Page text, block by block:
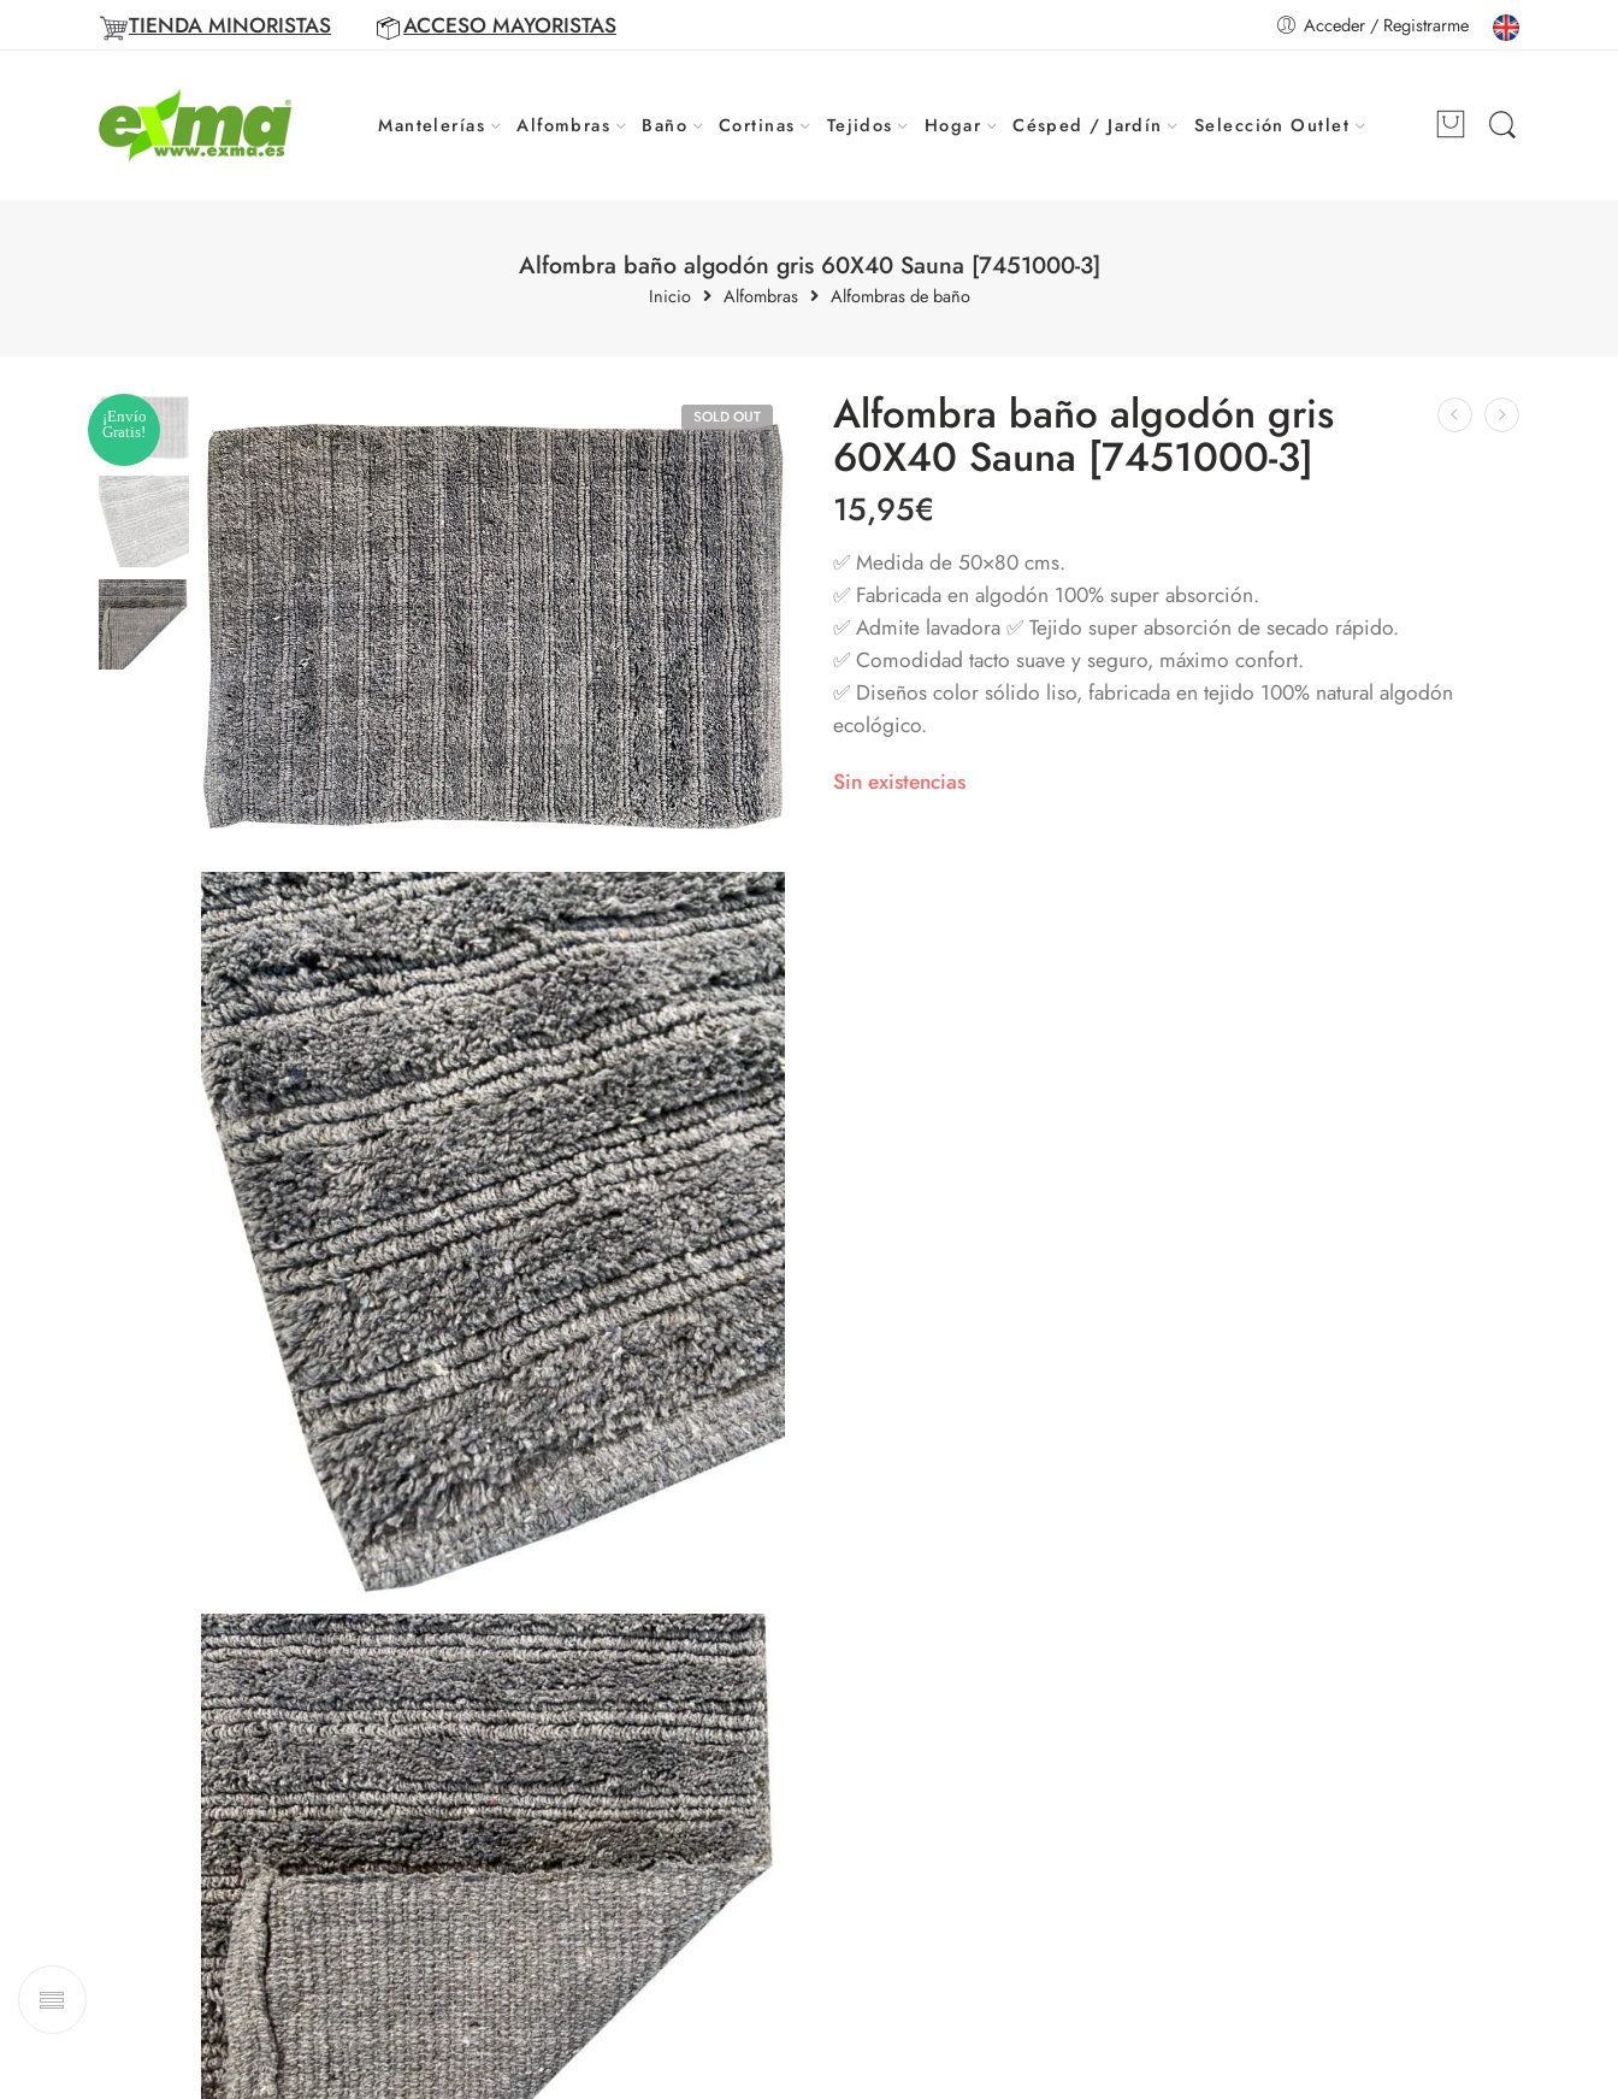
TIENDA MINORISTAS ACCESO MAYORISTAS Acceder / Registrarme
Mantelerías Alfombras Baño Cortinas Tejidos Hogar Césped / Jardín Selección Outlet
Alfombra baño algodón gris 60X40 Sauna [7451000-3]
Inicio Alfombras Alfombras de baño
SOLD OUT
¡Envío
Gratis!
Alfombra baño algodón gris
60X40 Sauna [7451000-3]
15,95€
✅ Medida de 50×80 cms.
✅ Fabricada en algodón 100% super absorción.
✅ Admite lavadora ✅ Tejido super absorción de secado rápido.
✅ Comodidad tacto suave y seguro, máximo confort.
✅ Diseños color sólido liso, fabricada en tejido 100% natural algodón
ecológico.
Sin existencias